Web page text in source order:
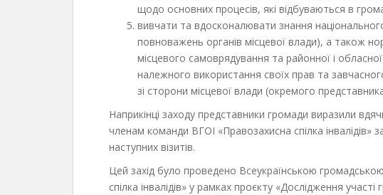
щодо основних процесів, які відбуваються в
вивчати та вдосконалювати знання
повноважень органів місцевої влади), а також
місцевого самоврядування та районної і обласної
належного використання своїх прав та
зі сторони місцевої влади (окремого
Наприкінці заходу представники громади виразили
членам команди ВГОІ «Правозахисна спілка інвалідів»
наступних візитів.
Цей захід було проведено Всеукраїнською громадською
спілка інвалідів» у рамках проєкту «Дослідження